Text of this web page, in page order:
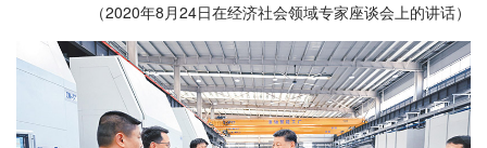
（2020年8月24日在经济社会领域专家座谈会上的讲话）